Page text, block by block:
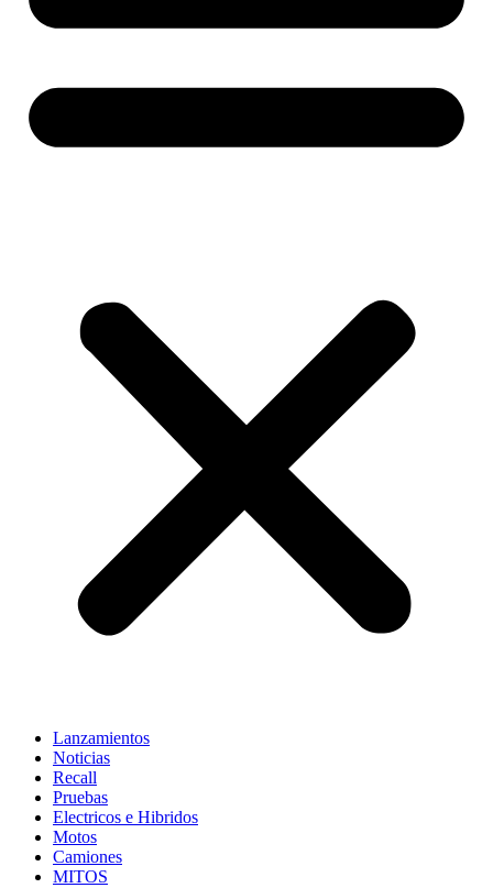
Lanzamientos
Noticias
Recall
Pruebas
Electricos e Hibridos
Motos
Camiones
MITOS